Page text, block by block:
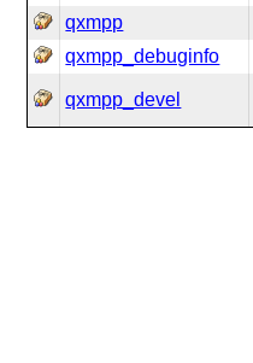
qxmpp
qxmpp_debuginfo
qxmpp_devel